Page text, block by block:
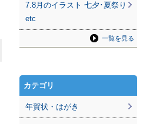
7.8月のイラスト 七夕･夏祭り
etc
一覧を見る
カテゴリ
年賀状・はがき